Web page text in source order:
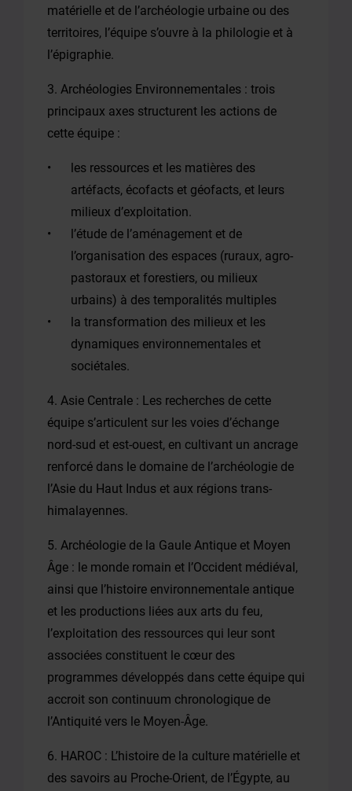
matérielle et de l’archéologie urbaine ou des
territoires, l’équipe s’ouvre à la philologie et à
l’épigraphie.
3. Archéologies Environnementales : trois
principaux axes structurent les actions de
cette équipe :
les ressources et les matières des
artéfacts, écofacts et géofacts, et leurs
milieux d’exploitation.
l’étude de l’aménagement et de
l’organisation des espaces (ruraux, agro-
pastoraux et forestiers, ou milieux
urbains) à des temporalités multiples
la transformation des milieux et les
dynamiques environnementales et
sociétales.
4. Asie Centrale : Les recherches de cette
équipe s’articulent sur les voies d’échange
nord-sud et est-ouest, en cultivant un ancrage
renforcé dans le domaine de l’archéologie de
l’Asie du Haut Indus et aux régions trans-
himalayennes.
5. Archéologie de la Gaule Antique et Moyen
Âge : le monde romain et l’Occident médiéval,
ainsi que l’histoire environnementale antique
et les productions liées aux arts du feu,
l’exploitation des ressources qui leur sont
associées constituent le cœur des
programmes développés dans cette équipe qui
accroit son continuum chronologique de
l’Antiquité vers le Moyen-Âge.
6. HAROC : L’histoire de la culture matérielle et
des savoirs au Proche-Orient, de l’Égypte, au